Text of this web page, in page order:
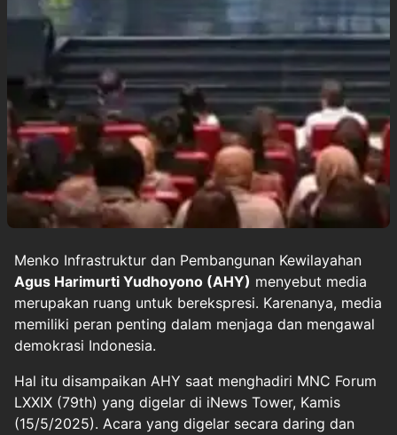
Menko Infrastruktur dan Pembangunan Kewilayahan
Agus Harimurti Yudhoyono (AHY) menyebut media
merupakan ruang untuk berekspresi. Karenanya, media
memiliki peran penting dalam menjaga dan mengawal
demokrasi Indonesia.
Hal itu disampaikan AHY saat menghadiri MNC Forum
LXXIX (79th) yang digelar di iNews Tower, Kamis
(15/5/2025). Acara yang digelar secara daring dan